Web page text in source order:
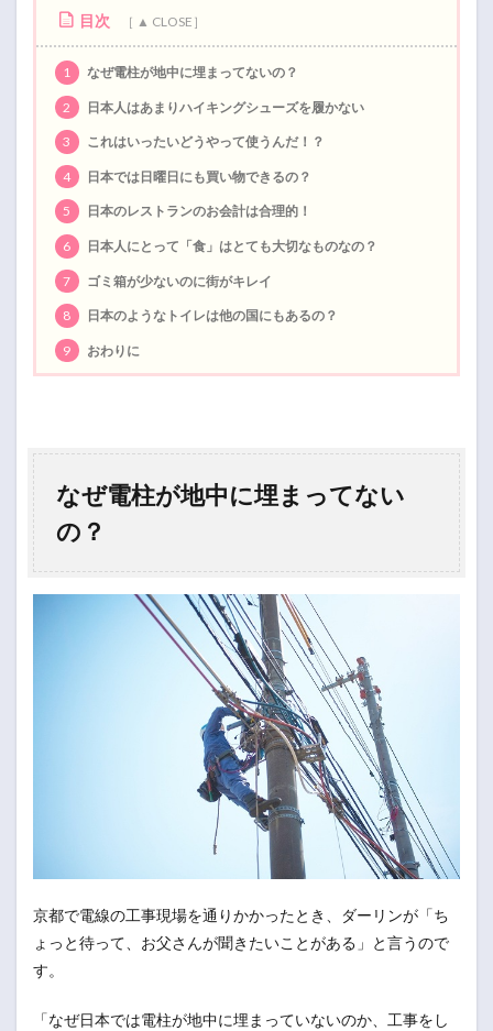
目次
1 なぜ電柱が地中に埋まってないの？
2 日本人はあまりハイキングシューズを履かない
3 これはいったいどうやって使うんだ！？
4 日本では日曜日にも買い物できるの？
5 日本のレストランのお会計は合理的！
6 日本人にとって「食」はとても大切なものなの？
7 ゴミ箱が少ないのに街がキレイ
8 日本のようなトイレは他の国にもあるの？
9 おわりに
なぜ電柱が地中に埋まってない
の？
京都で電線の工事現場を通りかかったとき、ダーリンが「ち
ょっと待って、お父さんが聞きたいことがある」と言うので
す。
「なぜ日本では電柱が地中に埋まっていないのか、工事をし